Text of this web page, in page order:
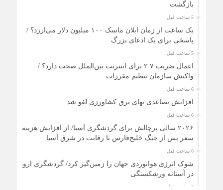
بازگشت
5 ساعت قبل
یک ساعت از زمان ایلان ماسک ۱۰۰ میلیون دلار می‌ارزد؟ /
پاسخی برای یک ادعای بزرگ
5 ساعت قبل
اعمال ضریب ۲.۷ برای اینترنت بین‌الملل صحت دارد؟ /
واکنش سازمان تنظیم مقررات
6 ساعت قبل
افزایش تصاعدی بهای برق کشاورزی لغو شد
6 ساعت قبل
۲۰۲۶ سالی پرچالش برای گردشگری آسیا/ از افزایش هزینه
سفر پس از جنگ خلیج‌فارس تا رقابت در شرق آسیا
6 ساعت قبل
شوک انرژی هوانوردی جهان را زمین‌گیر کرد/ گردشگری اروپا
در آستانه ورشکستگی
6 ساعت قبل